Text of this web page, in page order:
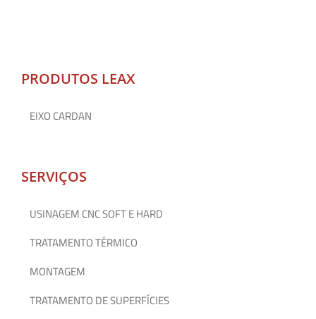
PRODUTOS LEAX
EIXO CARDAN
SERVIÇOS
USINAGEM CNC SOFT E HARD
TRATAMENTO TÉRMICO
MONTAGEM
TRATAMENTO DE SUPERFÍCIES